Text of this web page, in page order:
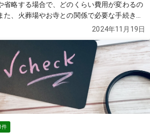
省略する場合で、どのくらい費用が変わるの
、火葬場やお寺との関係で必要な手続きや
葬場やお寺のスケジュール調整のポイント
と どのような情報でも構いま
いただければ助かります！よろしくお願いい
2024年11月19日
件